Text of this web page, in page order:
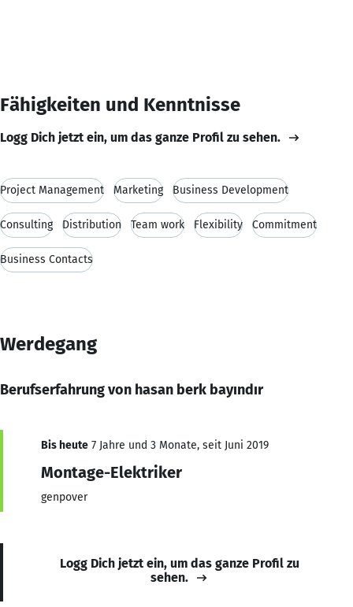
Fähigkeiten und Kenntnisse
Logg Dich jetzt ein, um das ganze Profil zu sehen.
Project Management Marketing Business Development
Consulting Distribution Team work Flexibility Commitment
Business Contacts
Werdegang
Berufserfahrung von hasan berk bayındır
Bis heute 7 Jahre und 3 Monate, seit Juni 2019
Montage-Elektriker
genpover
Logg Dich jetzt ein, um das ganze Profil zu
sehen.